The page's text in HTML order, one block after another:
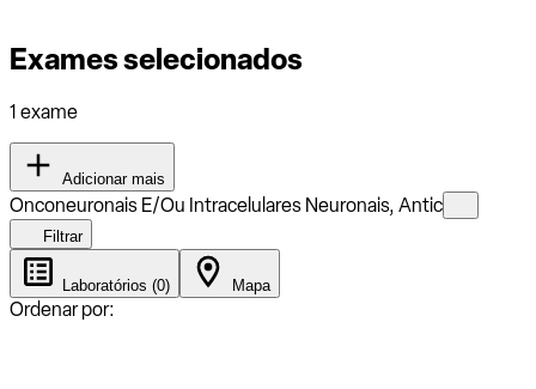
Exames selecionados
1 exame
Adicionar mais
Onconeuronais E/Ou Intracelulares Neuronais, Antic
Filtrar
Laboratórios (0) Mapa
Ordenar por: